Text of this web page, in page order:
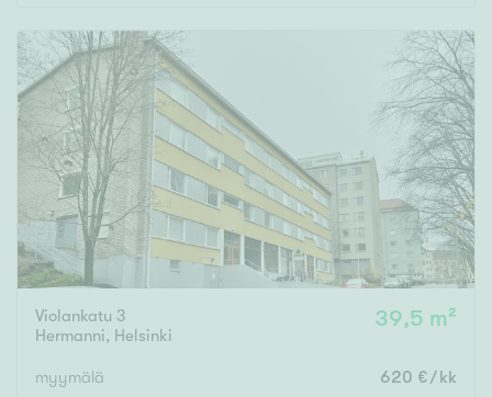
Hinta
€ / kk
Pinta-ala
Asuinpinta-ala Kokonaispinta-ala
Violankatu 3
Hermanni, Helsinki
39,5 m²
myymälä 620 €/kk